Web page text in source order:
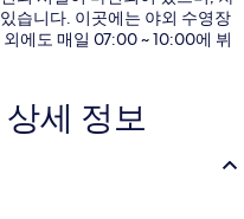
습니다. 이곳에는 야외 수영장
에도 매일 07:00 ~ 10:00에 뷔
세 정보